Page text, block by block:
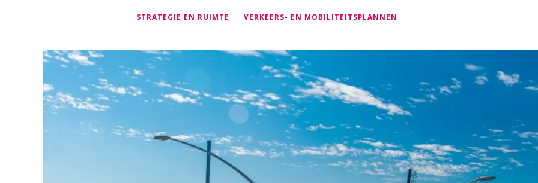
STRATEGIE EN RUIMTE VERKEERS- EN MOBILITEITSPLANNEN